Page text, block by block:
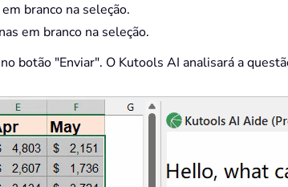
branco na seleção.
em branco na seleção.
botão "Enviar". O Kutools AI analisará a